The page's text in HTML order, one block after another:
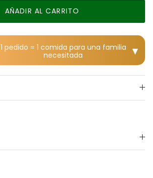
AÑADIR AL CARRITO
1 pedido = 1 comida para una familia
necesitada
▼